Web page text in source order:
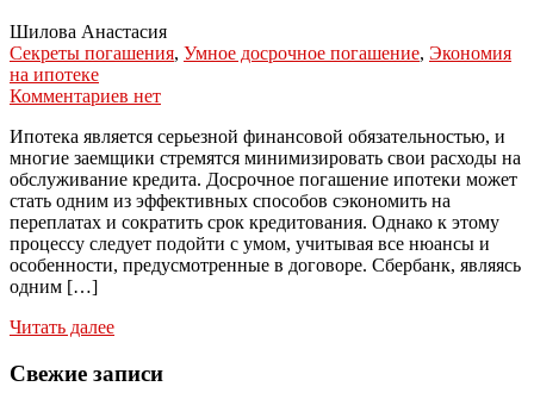
Шилова Анастасия
Секреты погашения, Умное досрочное погашение, Экономия
на ипотеке
Комментариев нет
Ипотека является серьезной финансовой обязательностью, и
многие заемщики стремятся минимизировать свои расходы на
обслуживание кредита. Досрочное погашение ипотеки может
стать одним из эффективных способов сэкономить на
переплатах и сократить срок кредитования. Однако к этому
процессу следует подойти с умом, учитывая все нюансы и
особенности, предусмотренные в договоре. Сбербанк, являясь
одним […]
Читать далее
Свежие записи